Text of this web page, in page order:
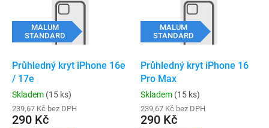
MALUM
STANDARD
Průhledný kryt iPhone 16e
/ 17e
Skladem (15 ks)
239,67 Kč bez DPH
290 Kč
MALUM
STANDARD
Průhledný kryt iPhone 16
Pro Max
Skladem (15 ks)
239,67 Kč bez DPH
290 Kč